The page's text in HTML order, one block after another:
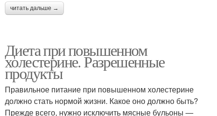
читать дальше →
Диета при повышенном
холестерине. Разрешенные
продукты
Правильное питание при повышенном холестерине
должно стать нормой жизни. Какое оно должно быть?
Прежде всего, нужно исключить мясные бульоны —